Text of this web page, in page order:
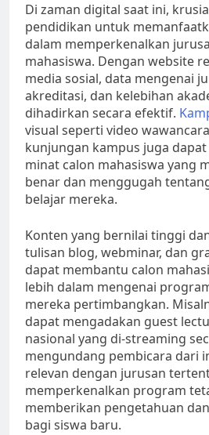
Di zaman digital saat ini,
pendidikan untuk
dalam memperkenalkan
mahasiswa. Dengan website
media sosial, data mengenai
akreditasi, dan kelebihan
dihadirkan secara efektif.
visual seperti video
kunjungan kampus juga
minat calon mahasiswa yang
benar dan menggugah
belajar mereka.
Konten yang bernilai tinggi
tulisan blog, webminar, dan
dapat membantu calon
lebih dalam mengenai
mereka pertimbangkan.
dapat mengadakan guest
nasional yang di-streaming
mengundang pembicara dari
relevan dengan jurusan
memperkenalkan program
memberikan pengetahuan
bagi siswa baru.